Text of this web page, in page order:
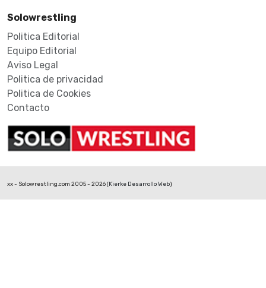
Solowrestling
Politica Editorial
Equipo Editorial
Aviso Legal
Politica de privacidad
Politica de Cookies
Contacto
xx - Solowrestling.com 2005 - 2026 (Kierke Desarrollo Web)